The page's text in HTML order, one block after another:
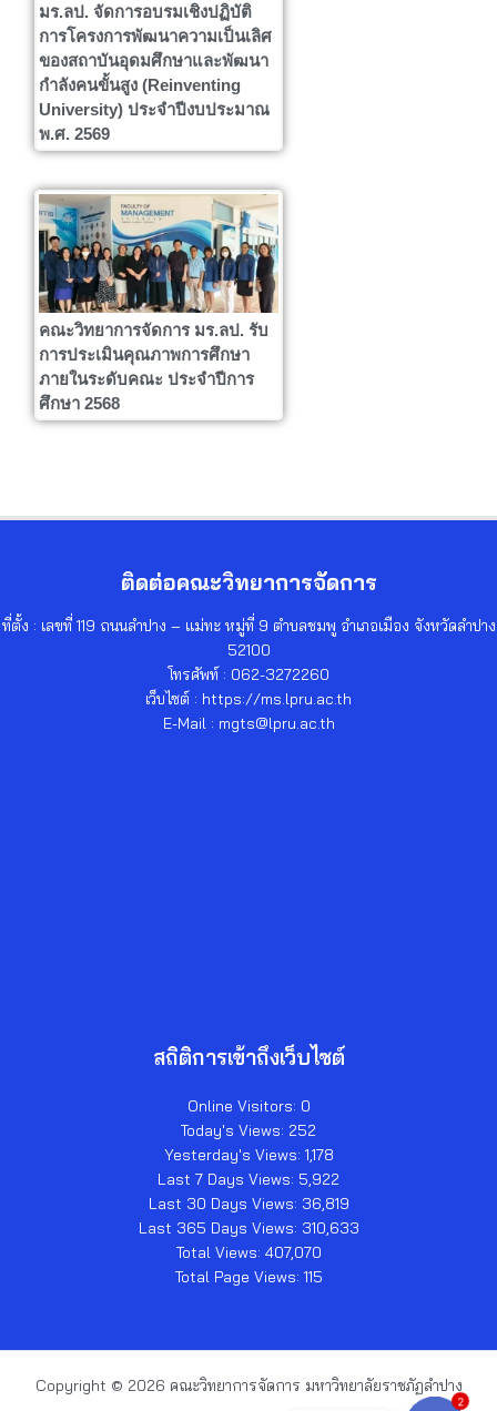
มร.ลป. จัดการอบรมเชิงปฏิบัติ
การโครงการพัฒนาความเป็นเลิศ
ของสถาบันอุดมศึกษาและพัฒนา
กำลังคนขั้นสูง (Reinventing
University) ประจำปีงบประมาณ
พ.ศ. 2569
คณะวิทยาการจัดการ มร.ลป. รับ
การประเมินคุณภาพการศึกษา
ภายในระดับคณะ ประจำปีการ
ศึกษา 2568
ติดต่อคณะวิทยาการจัดการ
ที่ตั้ง : เลขที่ 119 ถนนลำปาง – แม่ทะ หมู่ที่ 9 ตำบลชมพู อำเภอเมือง จังหวัดลำปาง
52100
โทรศัพท์ : 062-3272260
เว็บไซต์ : https://ms.lpru.ac.th
E-Mail : mgts@lpru.ac.th
สถิติการเข้าถึงเว็บไซต์
Online Visitors: 0
Today's Views: 252
Yesterday's Views: 1,178
Last 7 Days Views: 5,922
Last 30 Days Views: 36,819
Last 365 Days Views: 310,633
Total Views: 407,070
Total Page Views: 115
Copyright © 2026 คณะวิทยาการจัดการ มหาวิทยาลัยราชภัฏลำปาง
2